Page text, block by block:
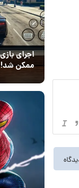
ممکن شد!